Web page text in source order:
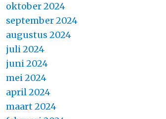
oktober 2024
september 2024
augustus 2024
juli 2024
juni 2024
mei 2024
april 2024
maart 2024